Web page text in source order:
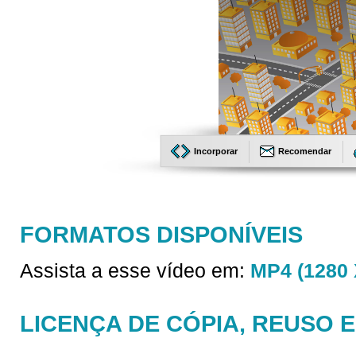
Incorporar Recomendar
FORMATOS DISPONÍVEIS
Assista a esse vídeo em: MP4 (1280
LICENÇA DE CÓPIA, REUSO